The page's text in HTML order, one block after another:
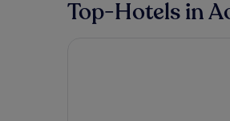
Top-Hotels in